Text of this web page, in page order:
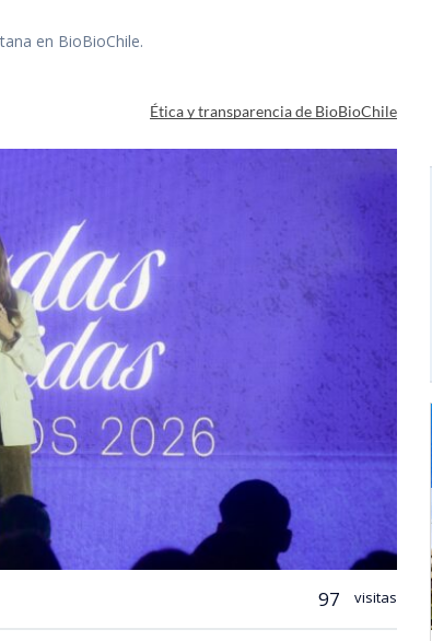
en BioBioChile.
Ética y transparencia de BioBioChile
97 visitas